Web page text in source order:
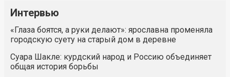
Интервью
«Глаза боятся, а руки делают»: ярославна променяла
городскую суету на старый дом в деревне
Суара Шакле: курдский народ и Россию объединяет
общая история борьбы